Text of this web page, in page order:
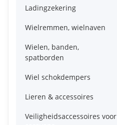
Ladingzekering
Wielremmen, wielnaven
Wielen, banden,
spatborden
Wiel schokdempers
Lieren & accessoires
Veiligheidsaccessoires voor